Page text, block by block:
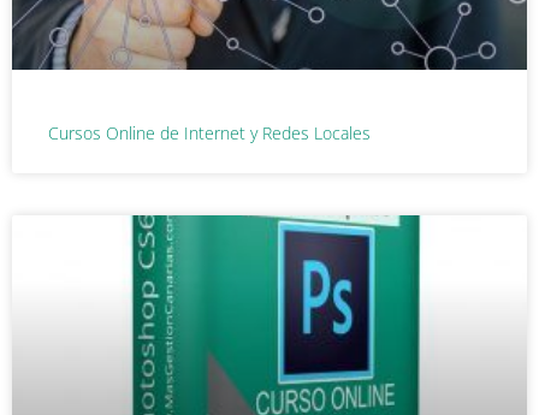
Cursos Online de Internet y Redes Locales